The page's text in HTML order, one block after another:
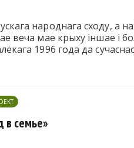
народнага сходу, а
веча мае крыху іншае і
1996 года да
в семье»